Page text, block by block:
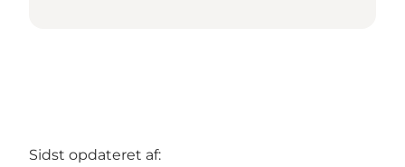
Sidst opdateret af: